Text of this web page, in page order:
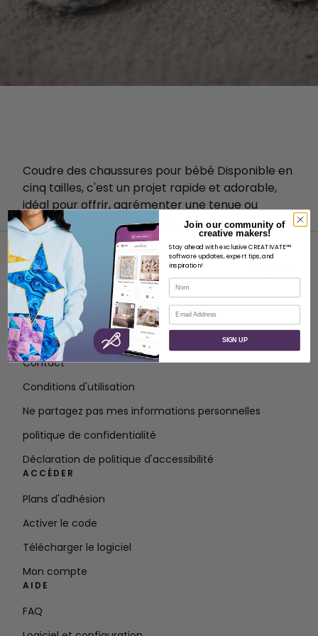
Coudre des chaussures pour bébé Disponible en
cinq tailles, c'est un projet rapide et adorable,
idéal pour offrir, agrémenter une tenue ou
simplement pour le plaisir !
À PROPOS
À propos de SVP Worldwide
Contact
Conditions d'utilisation
Ne partagez pas mes informations personnelles
politique de confidentialité
Déclaration de politique d'accessibilité
ACCÉDER
Plans d'adhésion
Activer le code
Télécharger le logiciel
Mon compte
AIDE
FAQ
Join our community of
creative makers!
Stay ahead with exclusive CREATIVATE™
software updates, expert tips, and
inspiration!
Nom
Courriel
SIGN UP